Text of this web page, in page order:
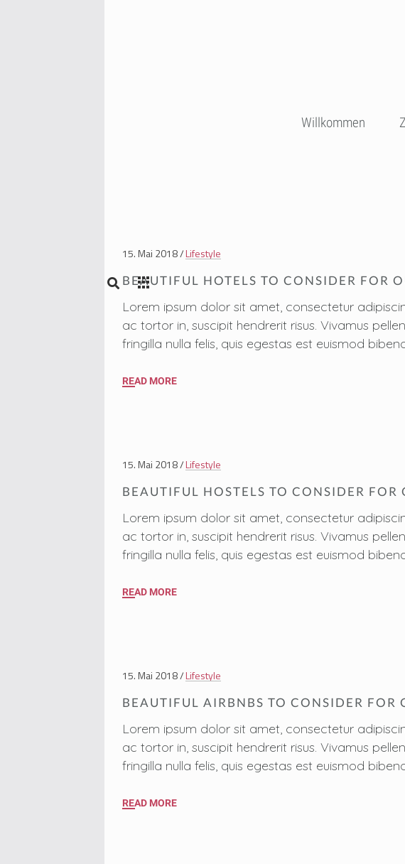
Willkommen
15. Mai 2018 Lifestyle
BEAUTIFUL HOTELS TO CONSIDER FOR
Lorem ipsum dolor sit amet, consectetur
ac tortor in, suscipit hendrerit risus. Vivamus
fringilla nulla felis, quis egestas est euismod
READ MORE
15. Mai 2018 Lifestyle
BEAUTIFUL HOSTELS TO CONSIDER FOR
Lorem ipsum dolor sit amet, consectetur
ac tortor in, suscipit hendrerit risus. Vivamus
fringilla nulla felis, quis egestas est euismod
READ MORE
15. Mai 2018 Lifestyle
BEAUTIFUL AIRBNBS TO CONSIDER FOR
Lorem ipsum dolor sit amet, consectetur
ac tortor in, suscipit hendrerit risus. Vivamus
fringilla nulla felis, quis egestas est euismod
READ MORE